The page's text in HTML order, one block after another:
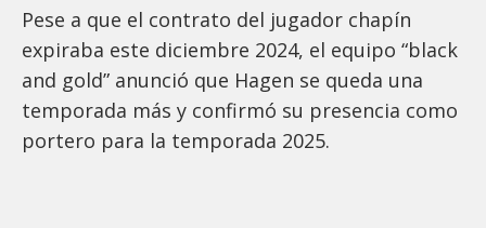
Pese a que el contrato del jugador chapín
expiraba este diciembre 2024, el equipo “black
and gold” anunció que Hagen se queda una
temporada más y confirmó su presencia como
portero para la temporada 2025.